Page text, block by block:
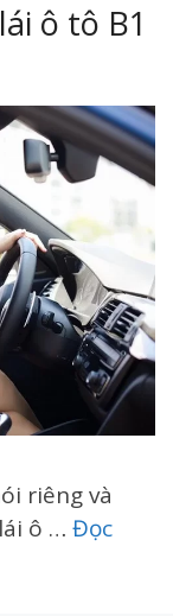
ô tô B1
riêng và
ô … Đọc